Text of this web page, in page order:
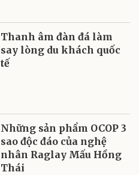
Thanh âm đàn đá làm
say lòng du khách quốc
tế
Những sản phẩm OCOP 3
sao độc đáo của nghệ
nhân Raglay Mấu Hồng
Thái